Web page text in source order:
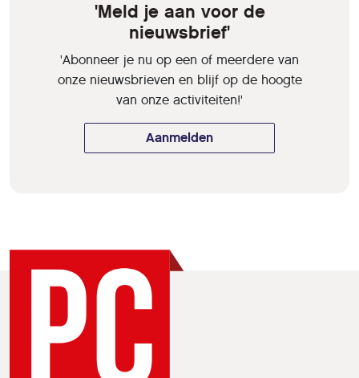
'Meld je aan voor de
nieuwsbrief'
'Abonneer je nu op een of meerdere van
onze nieuwsbrieven en blijf op de hoogte
van onze activiteiten!'
Aanmelden